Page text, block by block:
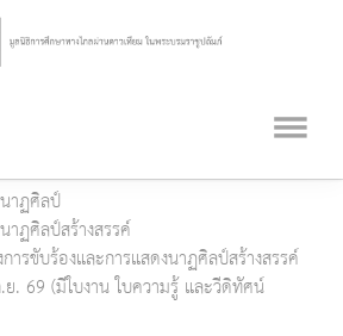
นาฏศิลป์
าฏศิลป์สร้างสรรค์
ารขับร้องและการแสดงนาฏศิลป์สร้างสรรค์
. 69 (มีใบงาน ใบความรู้ และวีดิทัศน์